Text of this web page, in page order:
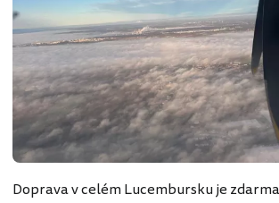
Doprava v celém Lucembursku je